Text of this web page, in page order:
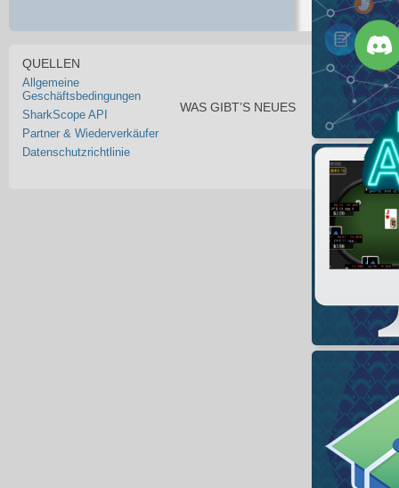
QUELLEN
Allgemeine
Geschäftsbedingungen
SharkScope API
Partner & Wiederverkäufer
Datenschutzrichtlinie
WAS GIBT’S NEUES